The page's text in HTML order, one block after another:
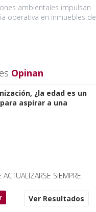
ambientales impulsan
operativa en inmuebles de
Opinan
¿la edad es un
aspirar a una
ACTUALIZARSE SIEMPRE
Ver Resultados